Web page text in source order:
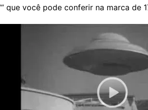
““ que você pode conferir na marca de